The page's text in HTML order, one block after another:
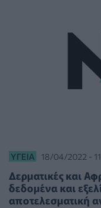
ΥΓΕΊΑ 18/04/2022 -
Δερματικές και
δεδομένα και
αποτελεσματική